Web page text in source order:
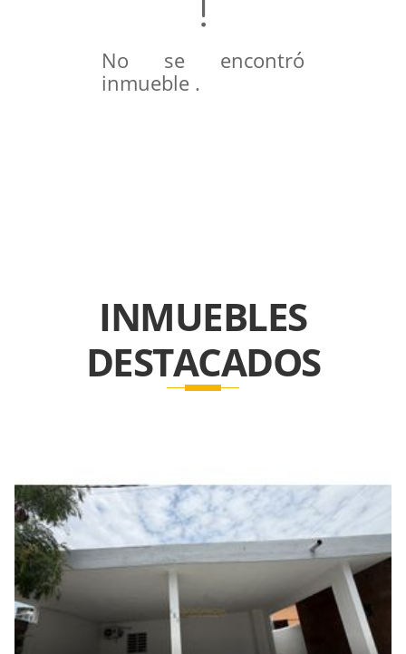
No se encontró
inmueble .
INMUEBLES
DESTACADOS